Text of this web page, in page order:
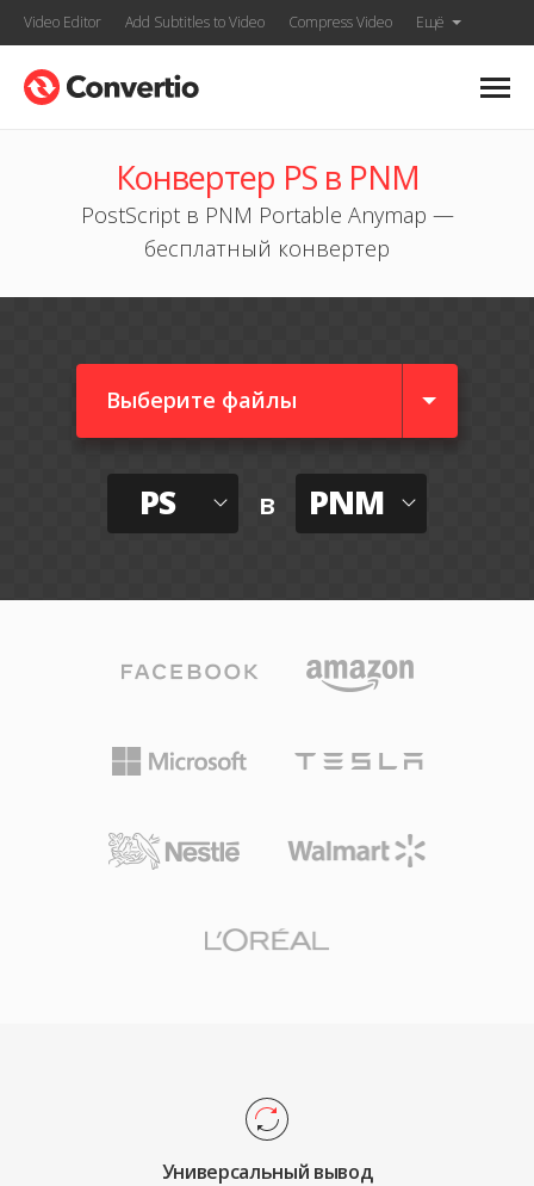
Video Editor Add Subtitles to Video Compress Video Ещё
Конвертер PS в PNM
PostScript в PNM Portable Anymap —
бесплатный конвертер
Выберите файлы
PS в PNM
Универсальный вывод